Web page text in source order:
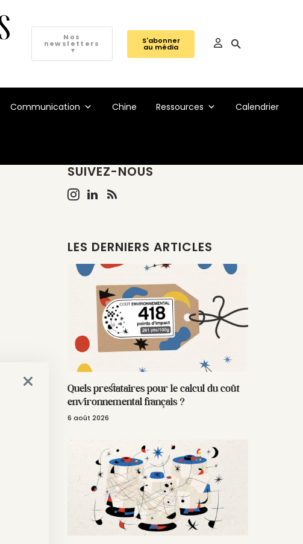
Nos
newsletters
▼
S'abonner
au média
Communication Chine Ressources Calendrier
SUIVEZ-NOUS
LES DERNIERS ARTICLES
Quels prestataires pour le calcul du coût
environnemental français ?
6 août 2026